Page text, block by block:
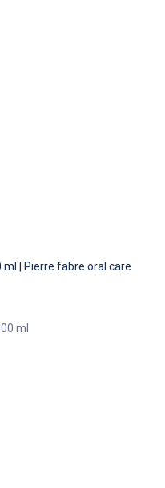
ml Pierre fabre oral care
ml